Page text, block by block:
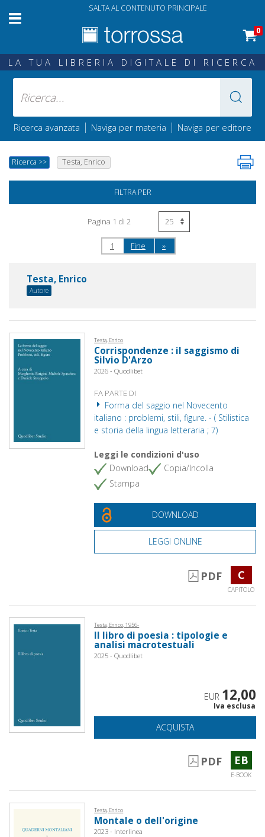
SALTA AL CONTENUTO PRINCIPALE
0
LA TUA LIBRERIA DIGITALE DI RICERCA
Ricerca avanzata | Naviga per materia | Naviga per editore
Ricerca >> Testa, Enrico
FILTRA PER
Pagina 1 di 2
1 Fine »
Testa, Enrico
Autore
Testa, Enrico
Corrispondenze : il saggismo di
Silvio D'Arzo
2026 - Quodlibet
FA PARTE DI
Forma del saggio nel Novecento
italiano : problemi, stili, figure. - ( Stilistica
e storia della lingua letteraria ; 7)
Leggi le condizioni d'uso
Download
Copia/Incolla
Stampa
DOWNLOAD
LEGGI ONLINE
PDF C
CAPITOLO
Testa, Enrico, 1956-
Il libro di poesia : tipologie e
analisi macrotestuali
2025 - Quodlibet
EUR 12,00
Iva esclusa
ACQUISTA
PDF EB
E-BOOK
Testa, Enrico
Montale o dell'origine
2023 - Interlinea